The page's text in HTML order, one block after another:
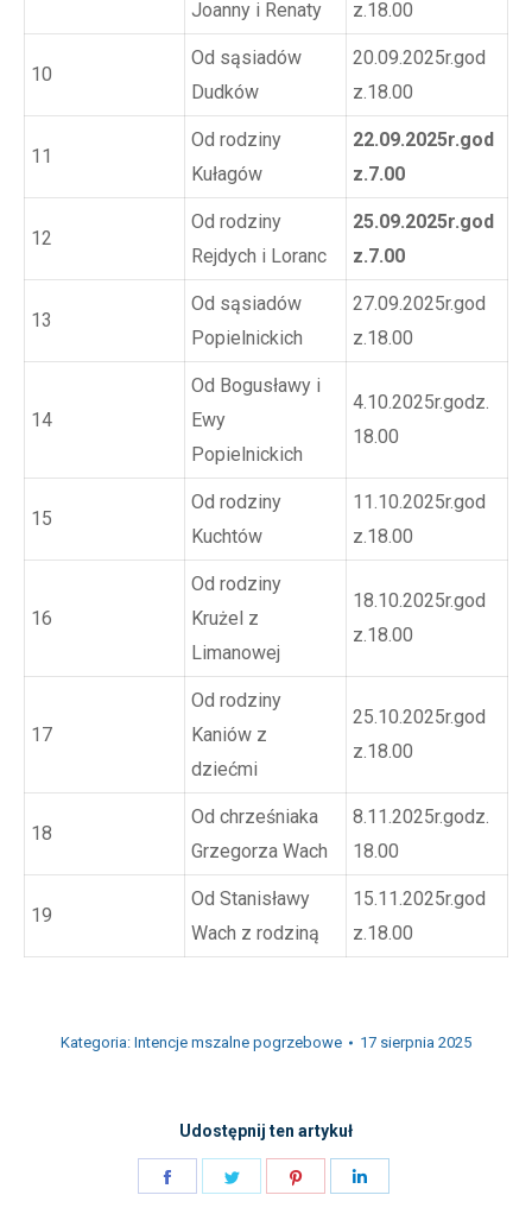
Joanny i Renaty
z.18.00
10
Od sąsiadów
Dudków
20.09.2025r.god
z.18.00
11
Od rodziny
Kułagów
22.09.2025r.god
z.7.00
12
Od rodziny
Rejdych i Loranc
25.09.2025r.god
z.7.00
13
Od sąsiadów
Popielnickich
27.09.2025r.god
z.18.00
14
Od Bogusławy i
Ewy
Popielnickich
4.10.2025r.godz.
18.00
15
Od rodziny
Kuchtów
11.10.2025r.god
z.18.00
16
Od rodziny
Krużel z
Limanowej
18.10.2025r.god
z.18.00
17
Od rodziny
Kaniów z
dziećmi
25.10.2025r.god
z.18.00
18
Od chrześniaka
Grzegorza Wach
8.11.2025r.godz.
18.00
19
Od Stanisławy
Wach z rodziną
15.11.2025r.god
z.18.00
Kategoria: Intencje mszalne pogrzebowe 17 sierpnia 2025
Udostępnij ten artykuł